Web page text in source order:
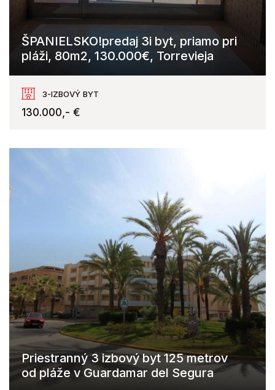
ŠPANIELSKO!predaj 3i byt, priamo pri
pláži, 80m2, 130.000€, Torrevieja
Torrevieja
3-IZBOVÝ BYT
130.000,- €
Priestranný 3 izbový byt 125 metrov
od pláže v Guardamar del Segura